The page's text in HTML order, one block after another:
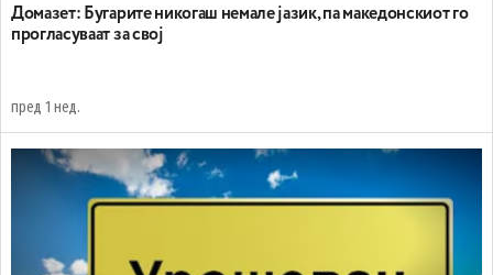
Домазет: Бугарите никогаш немале јазик, па македонскиот го
прогласуваат за свој
пред 1 нед.